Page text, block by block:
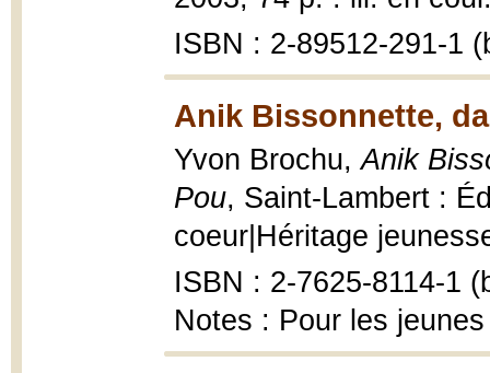
ISBN : 2-89512-291-1
Anik Bissonnette,
Yvon Brochu,Anik
Pou, Saint-Lambert :
coeur|Héritage
ISBN : 2-7625-8114-1
Notes : Pour les jeunes